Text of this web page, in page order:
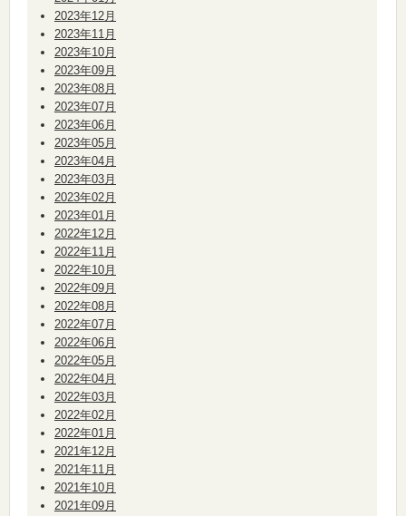
2023年12月
2023年11月
2023年10月
2023年09月
2023年08月
2023年07月
2023年06月
2023年05月
2023年04月
2023年03月
2023年02月
2023年01月
2022年12月
2022年11月
2022年10月
2022年09月
2022年08月
2022年07月
2022年06月
2022年05月
2022年04月
2022年03月
2022年02月
2022年01月
2021年12月
2021年11月
2021年10月
2021年09月